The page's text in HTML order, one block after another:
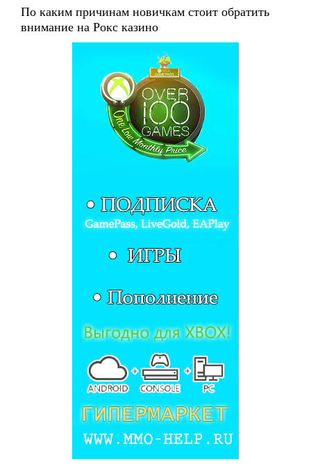
По каким причинам новичкам стоит обратить
внимание на Рокс казино